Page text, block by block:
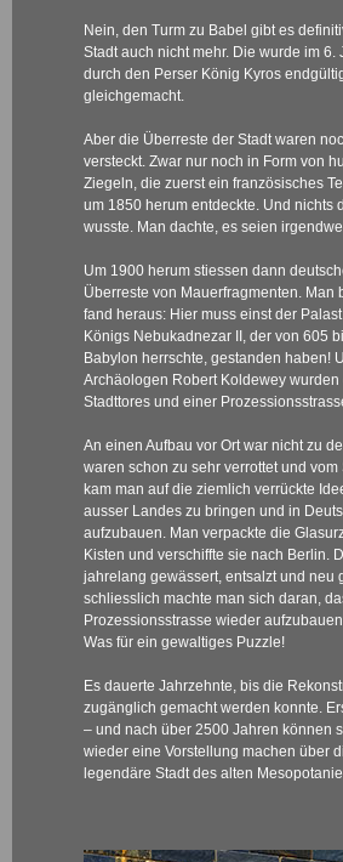
Nein, den Turm zu Babel gibt es
Stadt auch nicht mehr. Die wurde im 6.
durch den Perser König Kyros
gleichgemacht.
Aber die Überreste der Stadt waren
versteckt. Zwar nur noch in Form von
Ziegeln, die zuerst ein französisches
um 1850 herum entdeckte. Und nichts
wusste. Man dachte, es seien
Um 1900 herum stiessen dann
Überreste von Mauerfragmenten. Man
fand heraus: Hier muss einst der
Königs Nebukadnezar II, der von 605
Babylon herrschte, gestanden haben!
Archäologen Robert Koldewey
Stadttores und einer
An einen Aufbau vor Ort war nicht zu
waren schon zu sehr verrottet und vom
kam man auf die ziemlich verrückte
ausser Landes zu bringen und in
aufzubauen. Man verpackte die
Kisten und verschiffte sie nach Berlin.
jahrelang gewässert, entsalzt und neu
schliesslich machte man sich daran,
Prozessionsstrasse wieder
Was für ein gewaltiges Puzzle!
Es dauerte Jahrzehnte, bis die
zugänglich gemacht werden konnte.
– und nach über 2500 Jahren können
wieder eine Vorstellung machen über
legendäre Stadt des alten